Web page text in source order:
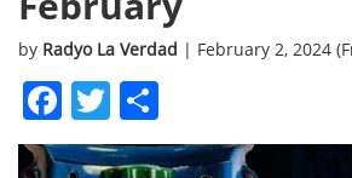
by Radyo La Verdad | February 2, 2024
Facebook
Twitter